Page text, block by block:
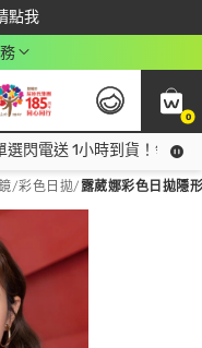
點我
$350
0
選閃電送 1小時到貨！領神
/彩色日拋/露葳娜彩色日拋隱